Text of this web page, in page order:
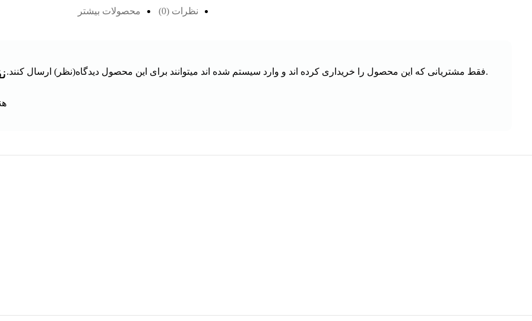
نظرات (0) محصولات بیشتر
.فقط مشتریانی که این محصول را خریداری کرده اند و وارد سیستم شده اند میتوانند برای این محصول دیدگاه(نظر) ارسال کنند.